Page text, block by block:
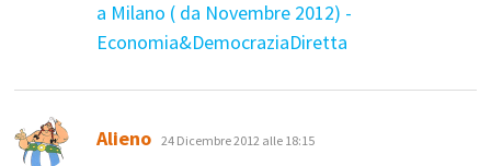
a Milano ( da Novembre 2012) -
Economia&DemocraziaDiretta
Alieno ha
detto:
24 Dicembre 2012 alle 18:15